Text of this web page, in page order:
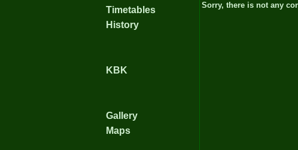
Timetables
History
KBK
Gallery
Maps
Sorry, there is not any